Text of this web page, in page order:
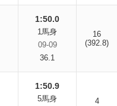
1:50.0
1馬身
09-09
36.1
16
(392.8)
1:50.9
5馬身
4